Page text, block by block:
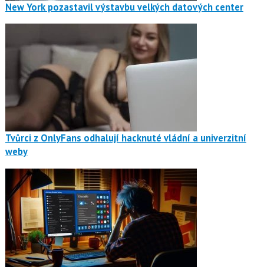
New York pozastavil výstavbu velkých datových center
Tvůrci z OnlyFans odhalují hacknuté vládní a univerzitní
weby